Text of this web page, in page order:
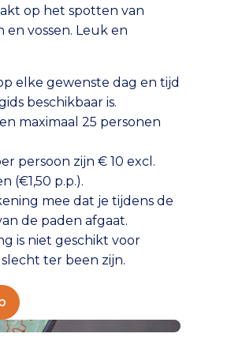
op het spotten van
vossen. Leuk en
elke gewenste dag en tijd
beschikbaar is.
en maximaal 25 personen
persoon zijn € 10 excl.
(€1,50 p.p.).
mee dat je tijdens de
de paden afgaat.
is niet geschikt voor
ter been zijn.